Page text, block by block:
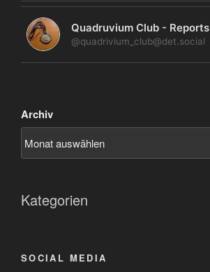
Quadruvium Club - Reports
@quadrivium_club@det.social
Archiv
Kategorien
SOCIAL MEDIA